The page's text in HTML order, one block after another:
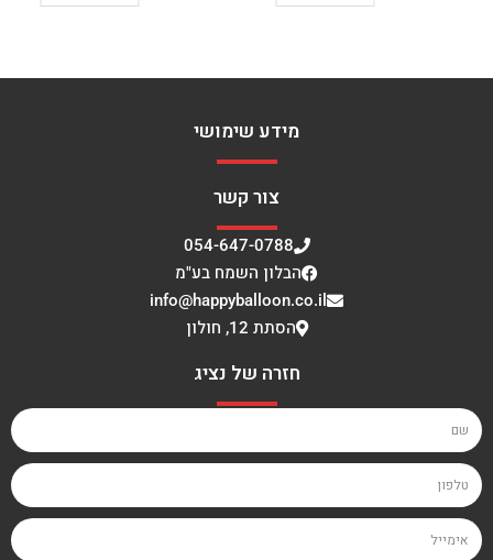
מידע שימושי
צור קשר
054-647-0788
הבלון השמח בע"מ
info@happyballoon.co.il
הסתת 12, חולון
חזרה של נציג